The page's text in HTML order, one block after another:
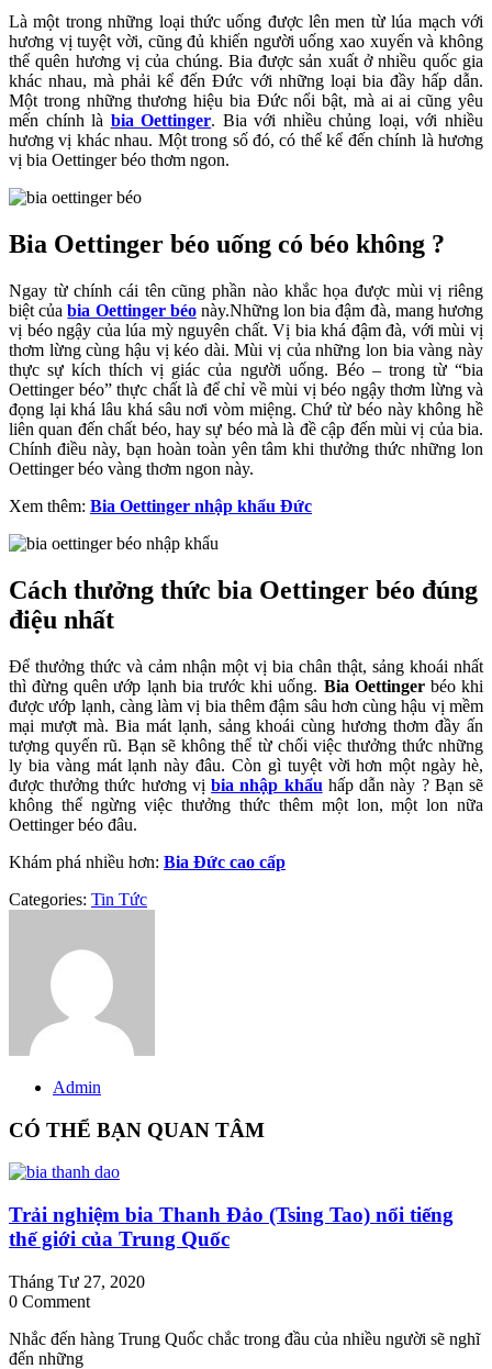
Là một trong những loại thức uống được lên men từ lúa mạch với
hương vị tuyệt vời, cũng đủ khiến người uống xao xuyến và không
thể quên hương vị của chúng. Bia được sản xuất ở nhiều quốc gia
khác nhau, mà phải kể đến Đức với những loại bia đầy hấp dẫn.
Một trong những thương hiệu bia Đức nổi bật, mà ai ai cũng yêu
mến chính là bia Oettinger. Bia với nhiều chủng loại, với nhiều
hương vị khác nhau. Một trong số đó, có thể kể đến chính là hương
vị bia Oettinger béo thơm ngon.
Bia Oettinger béo uống có béo không ?
Ngay từ chính cái tên cũng phần nào khắc họa được mùi vị riêng
biệt củabia Oettinger béonày.Những lon bia đậm đà, mang hương
vị béo ngậy của lúa mỳ nguyên chất. Vị bia khá đậm đà, với mùi vị
thơm lừng cùng hậu vị kéo dài. Mùi vị của những lon bia vàng này
thực sự kích thích vị giác của người uống. Béo – trong từ “bia
Oettinger béo” thực chất là để chỉ về mùi vị béo ngậy thơm lừng và
đọng lại khá lâu khá sâu nơi vòm miệng. Chứ từ béo này không hề
liên quan đến chất béo, hay sự béo mà là đề cập đến mùi vị của bia.
Chính điều này, bạn hoàn toàn yên tâm khi thưởng thức những lon
Oettinger béo vàng thơm ngon này.
Xem thêm: Bia Oettinger nhập khẩu Đức
Cách thưởng thức bia Oettinger béo đúng
điệu nhất
Để thưởng thức và cảm nhận một vị bia chân thật, sảng khoái nhất
thì đừng quên ướp lạnh bia trước khi uống. Bia Oettingerbéo khi
được ướp lạnh, càng làm vị bia thêm đậm sâu hơn cùng hậu vị mềm
mại mượt mà. Bia mát lạnh, sảng khoái cùng hương thơm đầy ấn
tượng quyến rũ. Bạn sẽ không thể từ chối việc thưởng thức những
ly bia vàng mát lạnh này đâu. Còn gì tuyệt vời hơn một ngày hè,
được thưởng thức hương vịbia nhập khẩu hấp dẫn này ? Bạn sẽ
không thể ngừng việc thưởng thức thêm một lon, một lon nữa
Oettinger béo đâu.
Khám phá nhiều hơn: Bia Đức cao cấp
Categories: Tin Tức
Admin
CÓ THỂ BẠN QUAN TÂM
Trải nghiệm bia Thanh Đảo (Tsing Tao) nổi tiếng
thế giới của Trung Quốc
Tháng Tư 27, 2020
0 Comment
Nhắc đến hàng Trung Quốc chắc trong đầu của nhiều người sẽ nghĩ
đến những